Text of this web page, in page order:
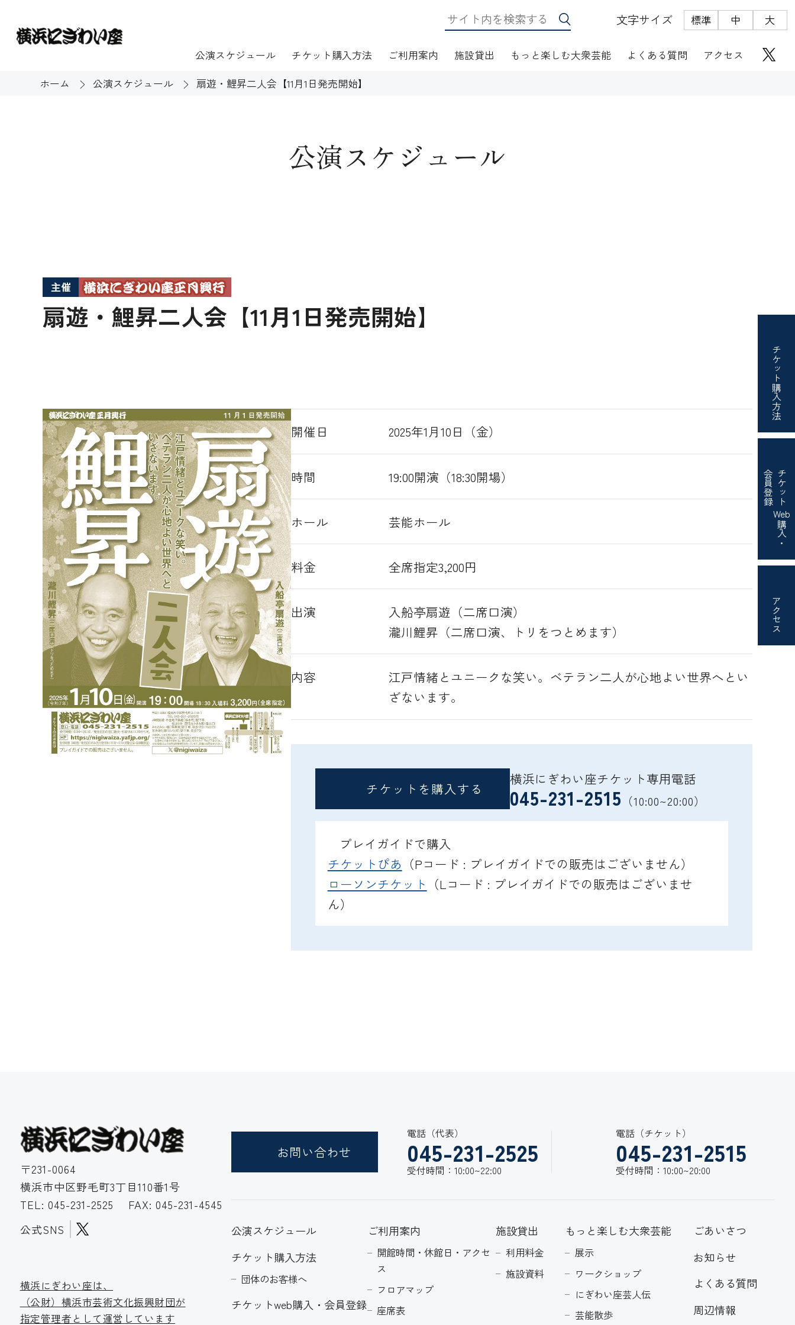
文字サイズ 標準 中 大
公演スケジュール チケット購入方法 ご利用案内
開館時間・休館日・アクセス フロアマップ
施設貸出
施設資料
もっと楽しむ大衆芸能
ワークショップ
よくある質問 アクセス
チケット
購入方法
チケット
Web
購入・
会員登録
アクセス
ホーム 公演スケジュール 扇遊・鯉昇二人会【11月1日発売開始】
公演スケジュール
主催
扇遊・鯉昇二人会【11月1日発売開始】
開催日 2025年1月10日（金）
時間 19:00開演（18:30開場）
ホール 芸能ホール
料金 全席指定3,200円
出演
入船亭扇遊（二席口演）
瀧川鯉昇（二席口演、トリをつとめます）
内容
江戸情緒とユニークな笑い。ベテラン二人が心地よい世界へとい
ざないます。
チケットを購入する
横浜にぎわい座チケット専用電話
045-231-2515 （10:00~20:00）
プレイガイドで購入
チケットぴあ （Pコード : プレイガイドでの販売はございません）
ローソンチケット （Lコード : プレイガイドでの販売はございませ
ん）
〒231-0064
横浜市中区野毛町3丁目110番1号
TEL: 045-231-2525
FAX: 045-231-4545
公式SNS
お問い合わせ
電話（代表）
045-231-2525
受付時間：10:00~22:00
電話（チケット）
045-231-2515
受付時間：10:00~20:00
横浜にぎわい座は、
（公財）横浜市芸術文化振興財団が
指定管理者として運営しています
公演スケジュール
チケット購入方法
団体のお客様へ
チケットweb購入・会員登録
ご利用案内
開館時間・休館日・アクセ
ス
フロアマップ
座席表
施設貸出
利用料金
施設資料
もっと楽しむ大衆芸能
展示
ワークショップ
にぎわい座芸人伝
芸能散歩
ごあいさつ
お知らせ
よくある質問
周辺情報